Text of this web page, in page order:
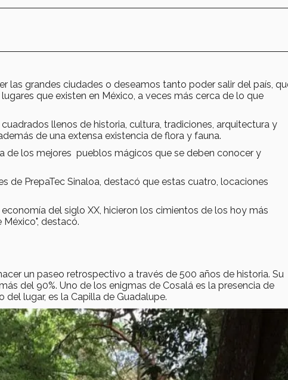
las grandes ciudades o deseamos tanto poder salir del país,
que existen en México, a veces más cerca de lo que
llenos de historia, cultura, tradiciones, arquitectura y
de una extensa existencia de flora y fauna.
de los mejores pueblos mágicos que se deben conocer y
de PrepaTec Sinaloa, destacó que estas cuatro, locaciones
del siglo XX, hicieron los cimientos de los hoy más
destacó.
un paseo retrospectivo a través de 500 años de historia. Su
del 90%. Uno de los enigmas de Cosalá es la presencia de
lugar, es la Capilla de Guadalupe.